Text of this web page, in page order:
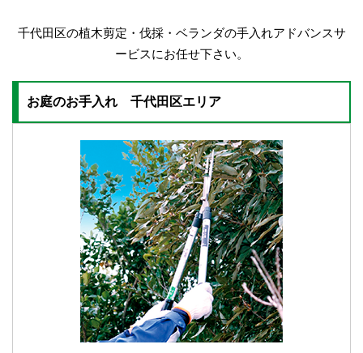
千代田区の植木剪定・伐採・ベランダの手入れアドバンスサ
ービスにお任せ下さい。
お庭のお手入れ 千代田区エリア